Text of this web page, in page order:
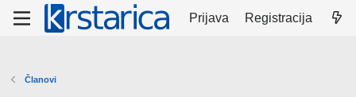
Prijava Registracija
Članovi